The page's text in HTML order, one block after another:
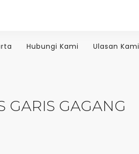
Hubungi Kami Ulasan Kami
GARIS GAGANG